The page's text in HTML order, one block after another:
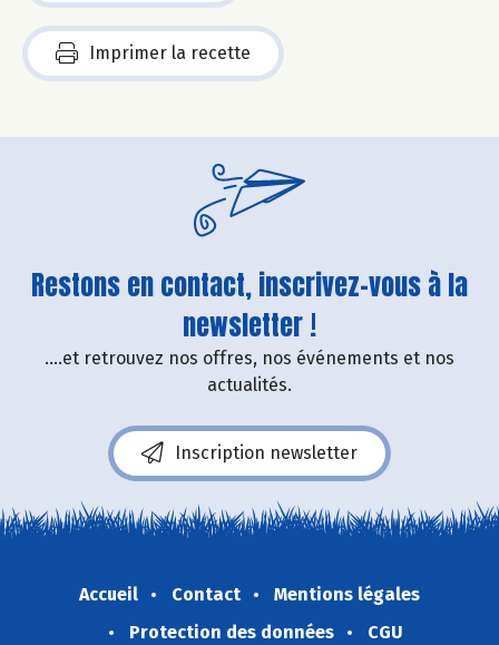
Imprimer la recette
Restons en contact, inscrivez-vous à la
newsletter !
....et retrouvez nos offres, nos événements et nos
actualités.
Inscription newsletter
Accueil Contact
Mentions légales
Protection des données
CGU